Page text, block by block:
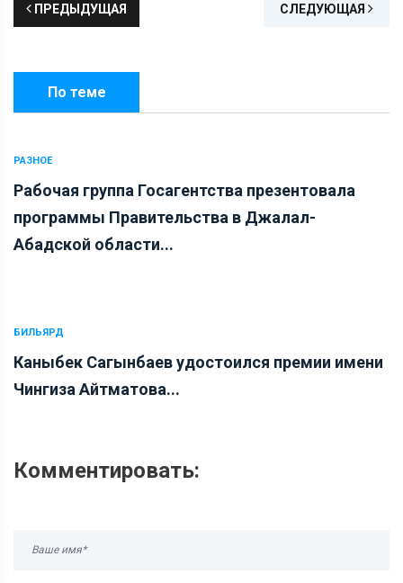
ПРЕДЫДУЩАЯ СЛЕДУЮЩАЯ
По теме
РАЗНОЕ
Рабочая группа Госагентства презентовала
программы Правительства в Джалал-
Абадской области...
БИЛЬЯРД
Каныбек Сагынбаев удостоился премии имени
Чингиза Айтматова...
Комментировать: